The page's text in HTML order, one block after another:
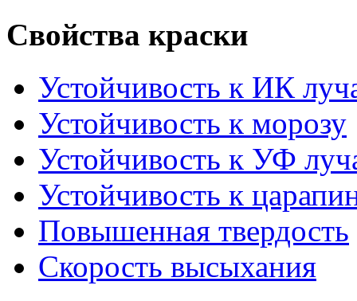
Свойства краски
Устойчивость к ИК
Устойчивость к морозу
Устойчивость к УФ
Устойчивость к
Повышенная твердость
Скорость высыхания